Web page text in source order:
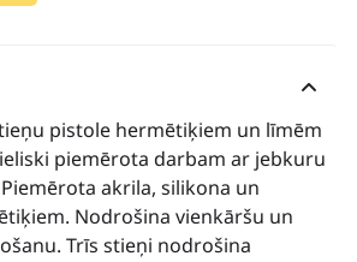
pistole hermētiķiem un līmēm
piemērota darbam ar jebkuru
akrila, silikona un
Nodrošina vienkāršu un
Trīs stieņi nodrošina